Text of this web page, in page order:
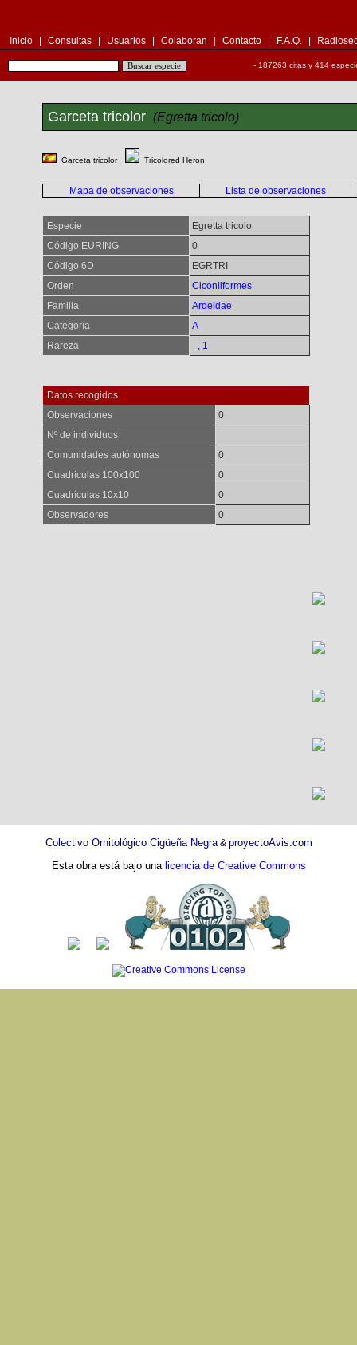
Inicio Consultas Usuarios Colaboran Contacto F.A.Q.
- 187263 citas y 414
Garceta tricolor (Egretta tricolo)
Garceta tricolor Tricolored Heron
Mapa de observaciones Lista de observaciones
Especie
Egretta tricolo
Código EURING
0
Código 6D
EGRTRI
Orden
Ciconiiformes
Familia
Ardeidae
Categoría
A
Rareza
- , 1
Datos recogidos
Observaciones
0
Nº de individuos
Comunidades autónomas
0
Cuadrículas 100x100
0
Cuadrículas 10x10
0
Observadores
0
Colectivo Ornitológico Cigüeña Negra& proyectoAvis.com
Esta obra está bajo una licencia de Creative Commons